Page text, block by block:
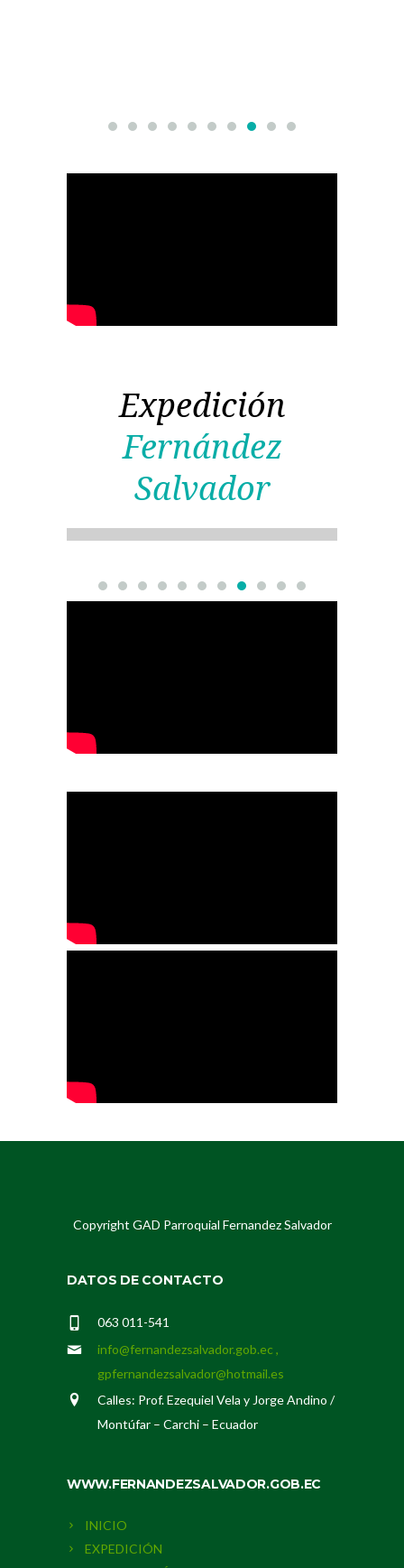
Expedición
Fernández
Salvador
Copyright GAD Parroquial Fernandez Salvador
DATOS DE CONTACTO
063 011-541
info@fernandezsalvador.gob.ec ,
gpfernandezsalvador@hotmail.es
Calles: Prof. Ezequiel Vela y Jorge Andino /
Montúfar – Carchi – Ecuador
WWW.FERNANDEZSALVADOR.GOB.EC
INICIO
EXPEDICIÓN